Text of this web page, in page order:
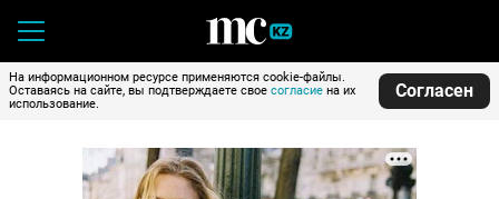
На информационном ресурсе применяются cookie-файлы.
Оставаясь на сайте, вы подтверждаете свое согласие на их
использование.
Согласен